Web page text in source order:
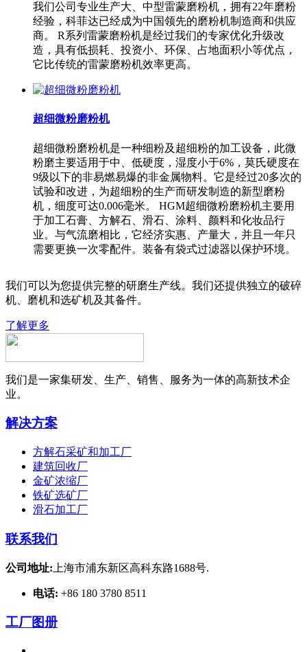
我们公司专业生产大、中型雷蒙磨粉机，拥有22年磨粉
经验，科菲达已经成为中国领先的磨粉机制造商和供应
商。 R系列雷蒙磨粉机是经过我们的专家优化升级改
造，具有低损耗、投资小、环保、占地面积小等优点，
它比传统的雷蒙磨粉机效率更高。
超细微粉磨粉机
超细微粉磨粉机是一种细粉及超细粉的加工设备，此微
粉磨主要适用于中、低硬度，湿度小于6%，莫氏硬度在
9级以下的非易燃易爆的非金属物料。它是经过20多次的
试验和改进，为超细粉的生产而研发制造的新型磨粉
机，细度可达0.006毫米。 HGM超细微粉磨粉机主要用
于加工石膏、方解石、滑石、涂料、颜料和化妆品行
业。与气流磨相比，它经济实惠、产量大，并且一年只
需要更换一次零配件。装备有袋式过滤器以保护环境。
我们可以为您提供完整的研磨生产线。我们还提供独立的破碎
机、磨机和选矿机及其备件。
了解更多
我们是一家集研发、生产、销售、服务为一体的高新技术企
业。
解决方案
方解石采矿和加工厂
建筑回收厂
金矿浓缩厂
铁矿选矿厂
滑石加工厂
联系我们
公司地址: 上海市浦东新区高科东路1688号.
电话: +86 180 3780 8511
工厂图册